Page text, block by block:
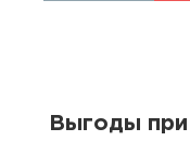
Выгоды